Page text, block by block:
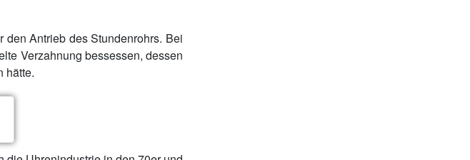
Antrieb des Stundenrohrs. Bei
Verzahnung bessessen, dessen
hätte.